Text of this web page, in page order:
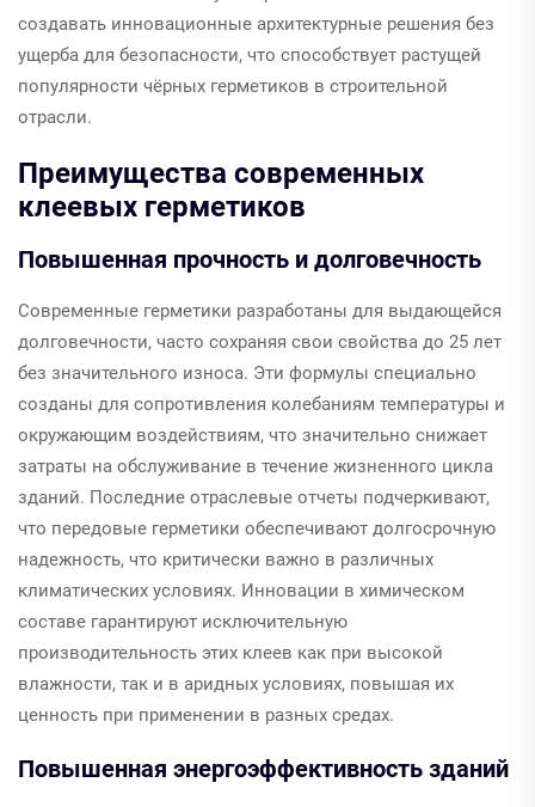
создавать инновационные архитектурные решения без
ущерба для безопасности, что способствует растущей
популярности чёрных герметиков в строительной
отрасли.
Преимущества современных
клеевых герметиков
Повышенная прочность и долговечность
Современные герметики разработаны для выдающейся
долговечности, часто сохраняя свои свойства до 25 лет
без значительного износа. Эти формулы специально
созданы для сопротивления колебаниям температуры и
окружающим воздействиям, что значительно снижает
затраты на обслуживание в течение жизненного цикла
зданий. Последние отраслевые отчеты подчеркивают,
что передовые герметики обеспечивают долгосрочную
надежность, что критически важно в различных
климатических условиях. Инновации в химическом
составе гарантируют исключительную
производительность этих клеев как при высокой
влажности, так и в аридных условиях, повышая их
ценность при применении в разных средах.
Повышенная энергоэффективность зданий